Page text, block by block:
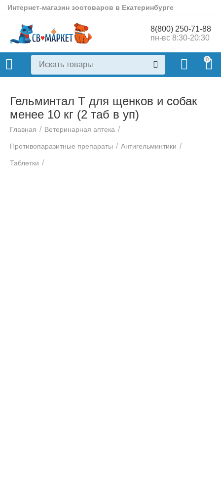
Интернет-магазин зоотоваров в Екатеринбурге
8(800) 250-71-88
пн-вс 8:30-20:30
0
Гельминтал Т для щенков и собак
менее 10 кг (2 таб в уп)
Главная / Ветеринарная аптека /
Противопаразитные препараты / Антигельминтики /
Таблетки /